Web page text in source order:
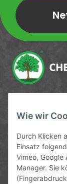
Wie wir
Durch Klicken
Einsatz
Vimeo, Google
Manager. Sie
Newsletter
Service-Hotline
09372 / 70 80
Mo-Fr, 09:00-
Hinter den
63906